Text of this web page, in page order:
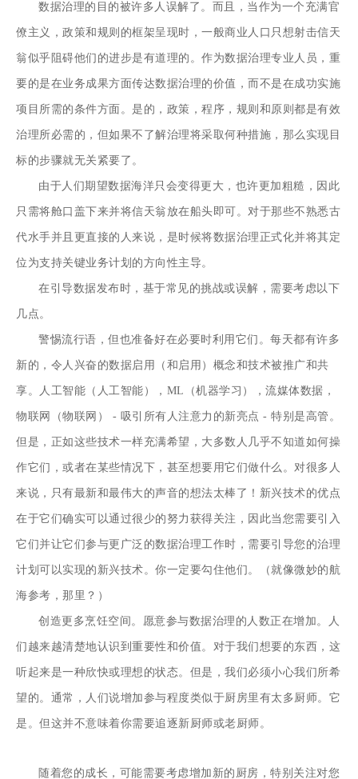
数据治理的目的被许多人误解了。而且，当作为一个充满官
僚主义，政策和规则的框架呈现时，一般商业人口只想射击信天
翁似乎阻碍他们的进步是有道理的。作为数据治理专业人员，重
要的是在业务成果方面传达数据治理的价值，而不是在成功实施
项目所需的条件方面。是的，政策，程序，规则和原则都是有效
治理所必需的，但如果不了解治理将采取何种措施，那么实现目
标的步骤就无关紧要了。
由于人们期望数据海洋只会变得更大，也许更加粗糙，因此
只需将舱口盖下来并将信天翁放在船头即可。对于那些不熟悉古
代水手并且更直接的人来说，是时候将数据治理正式化并将其定
位为支持关键业务计划的方向性主导。
在引导数据发布时，基于常见的挑战或误解，需要考虑以下
几点。
警惕流行语，但也准备好在必要时利用它们。每天都有许多
新的，令人兴奋的数据启用（和启用）概念和技术被推广和共
享。人工智能（人工智能），ML（机器学习），流媒体数据，
物联网（物联网） - 吸引所有人注意力的新亮点 - 特别是高管。
但是，正如这些技术一样充满希望，大多数人几乎不知道如何操
作它们，或者在某些情况下，甚至想要用它们做什么。对很多人
来说，只有最新和最伟大的声音的想法太棒了！新兴技术的优点
在于它们确实可以通过很少的努力获得关注，因此当您需要引入
它们并让它们参与更广泛的数据治理工作时，需要引导您的治理
计划可以实现的新兴技术。你一定要勾住他们。（就像微妙的航
海参考，那里？）
创造更多烹饪空间。愿意参与数据治理的人数正在增加。人
们越来越清楚地认识到重要性和价值。对于我们想要的东西，这
听起来是一种欣快或理想的状态。但是，我们必须小心我们所希
望的。通常，人们说增加参与程度类似于厨房里有太多厨师。它
是。但这并不意味着你需要追逐新厨师或老厨师。
随着您的成长，可能需要考虑增加新的厨房，特别关注对您